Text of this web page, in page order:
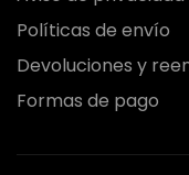
Políticas de envío
Devoluciones y
Formas de pago